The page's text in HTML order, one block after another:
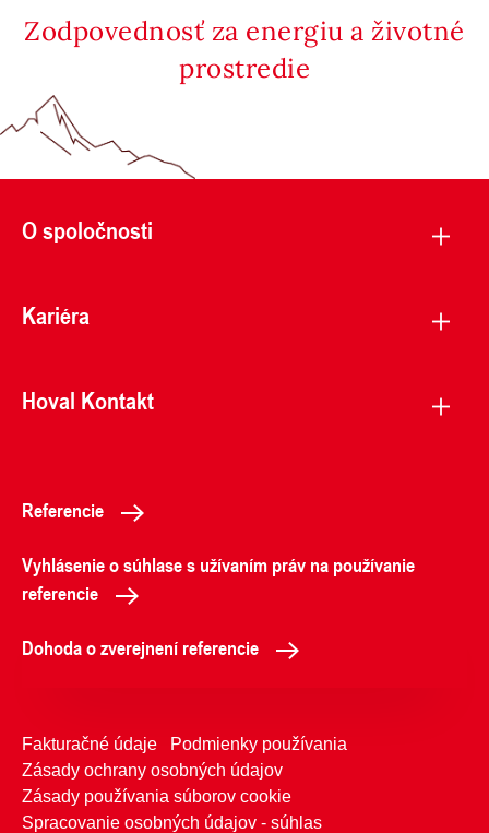
Zodpovednosť za energiu a životné
prostredie
O spoločnosti
Kariéra
Hoval Kontakt
Referencie
Vyhlásenie o súhlase s užívaním práv na používanie
referencie
Dohoda o zverejnení referencie
Fakturačné údaje
Podmienky používania
Zásady ochrany osobných údajov
Zásady používania súborov cookie
Spracovanie osobných údajov - súhlas